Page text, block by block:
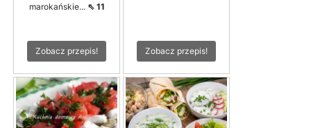
marokańskie... ⇖ 11
Zobacz przepis! Zobacz przepis!